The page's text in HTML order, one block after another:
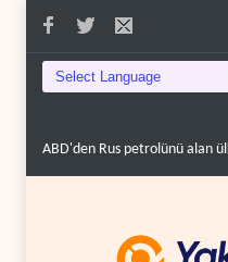
ABD'den Rus petrolünü alan